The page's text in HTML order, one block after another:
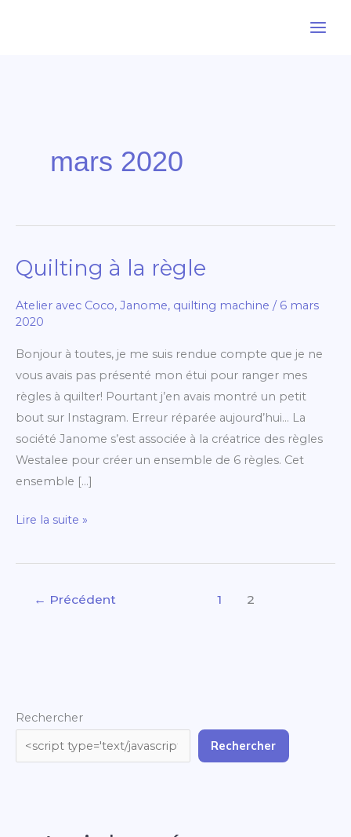
mars 2020
Quilting à la règle
Atelier avec Coco, Janome, quilting machine / 6 mars
2020
Bonjour à toutes, je me suis rendue compte que je ne
vous avais pas présenté mon étui pour ranger mes
règles à quilter! Pourtant j’en avais montré un petit
bout sur Instagram. Erreur réparée aujourd’hui… La
société Janome s’est associée à la créatrice des règles
Westalee pour créer un ensemble de 6 règles. Cet
ensemble […]
Quilting
la
règle
Lire la suite »
← Précédent 1 2
Rechercher
Rechercher